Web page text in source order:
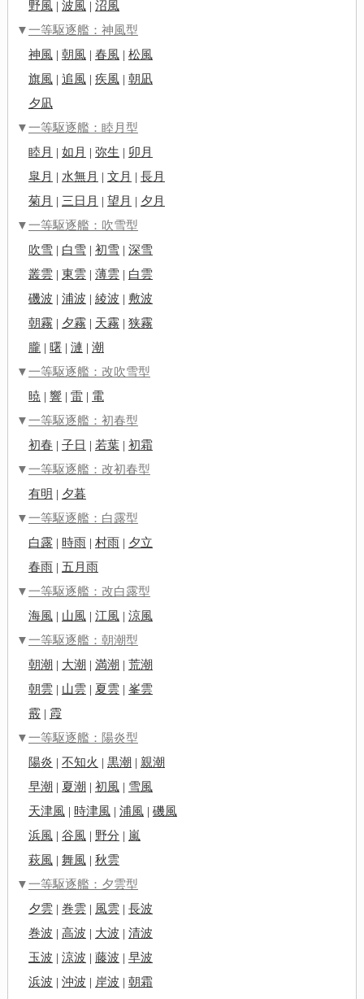
野風| 波風| 沼風
▼一等駆逐艦：神風型
神風| 朝風| 春風| 松風
旗風| 追風| 疾風| 朝凪
夕凪
▼一等駆逐艦：睦月型
睦月 | 如月 | 弥生 | 卯月
皐月 | 水無月 | 文月 | 長月
菊月 | 三日月 | 望月 | 夕月
▼一等駆逐艦：吹雪型
吹雪 | 白雪 | 初雪 | 深雪
叢雲 | 東雲 | 薄雲 | 白雲
磯波 | 浦波 | 綾波 | 敷波
朝霧 | 夕霧 | 天霧 | 狭霧
朧 | 曙| 漣 | 潮
▼一等駆逐艦：改吹雪型
暁 | 響| 雷| 電
▼一等駆逐艦：初春型
初春 | 子日 | 若葉| 初霜
▼一等駆逐艦：改初春型
有明 | 夕暮
▼一等駆逐艦：白露型
白露 | 時雨 | 村雨 | 夕立
春雨 | 五月雨
▼一等駆逐艦：改白露型
海風| 山風| 江風| 涼風
▼一等駆逐艦：朝潮型
朝潮 | 大潮 | 満潮 | 荒潮
朝雲 | 山雲 | 夏雲 | 峯雲
霰 | 霞
▼一等駆逐艦：陽炎型
陽炎 | 不知火 | 黒潮 | 親潮
早潮 | 夏潮 | 初風| 雪風
天津風| 時津風| 浦風| 磯風
浜風| 谷風| 野分 | 嵐
萩風| 舞風| 秋雲
▼一等駆逐艦：夕雲型
夕雲 | 巻雲 | 風雲 | 長波
巻波 | 高波 | 大波 | 清波
玉波 | 涼波 | 藤波 | 早波
浜波 | 沖波 | 岸波 | 朝霜